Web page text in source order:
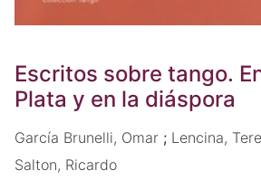
Escritos sobre tango.
Plata y en la diáspora
García Brunelli, Omar ; Lencina,
Salton, Ricardo